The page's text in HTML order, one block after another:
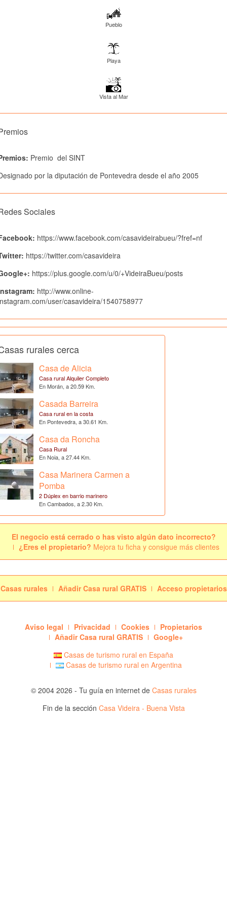
Pueblo
Playa
Vista al Mar
Premio del SINT
por la diputación de Pontevedra desde el año 2005
Sociales
https://www.facebook.com/casavideirabueu/?fref=nf
https://twitter.com/casavideira
https://plus.google.com/u/0/+VideiraBueu/posts
http://www.online-
user/casavideira/1540758977
rurales cerca
Casa de Alicia
Casa rural Alquiler Completo
En Morán, a 20.59 Km.
Casada Barreira
Casa rural en la costa
En Pontevedra, a 30.61 Km.
Casa da Roncha
Casa Rural
En Noia, a 27.44 Km.
Casa Marinera Carmen a
Pomba
2 Dúplex en barrio marinero
En Cambados, a 2.30 Km.
El negocio está cerrado o has visto algún dato incorrecto?
¿Eres el propietario? Mejora tu ficha y consigue más clientes
Casas rurales Añadir Casa rural GRATIS Acceso propietarios
Aviso legal Privacidad Cookies
Propietarios
Añadir Casa rural GRATIS
Google+
Casas de turismo rural en España
Casas de turismo rural en Argentina
© 2004 2026 - Tu guía en internet de Casas rurales
Fin de la sección Casa Videira - Buena Vista